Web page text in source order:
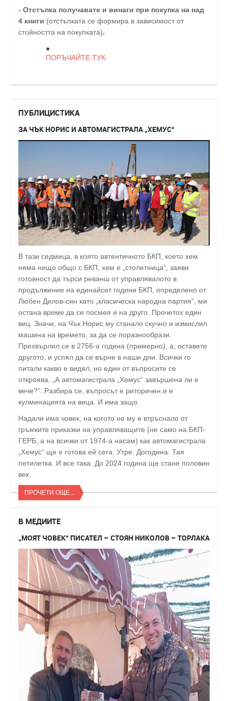
- Отстъпка получавате и винаги при покупка на над
4 книги (отстъпката се формира в зависимост от
стойността на покупката).
ПОРЪЧАЙТЕ ТУК
ПУБЛИЦИСТИКА
ЗА ЧЪК НОРИС И АВТОМАГИСТРАЛА „ХЕМУС“
В тази седмица, в която автентичното БКП, което хем
няма нищо общо с БКП, хем е „столетница“, заяви
готовност да търси реванш от управлявалото в
продължение на единайсет години БКП, определено от
Любен Дилов-син като „класическа народна партия“, ми
остана време да се посмея и на друго. Прочетох един
виц. Значи, на Чък Норис му станало скучно и измислил
машина на времето, за да се поразнообрази.
Прехвърлил се в 2756-а година (примерно), а, оставете
другото, и успял да се върне в наши дни. Всички го
питали какво е видял, но един от въпросите се
откроява. „А автомагистрала „Хемус“ завършена ли е
вече?“. Разбира се, въпросът е риторичен и е
кулминацията на вица. И има защо.
Надали има човек, на когото не му е втръснало от
гръмките приказки на управляващите (не само на БКП-
ГЕРБ, а на всички от 1974-а насам) как автомагистрала
„Хемус“ ще е готова ей сега. Утре. Догодина. Тая
петилетка. И все така. До 2024 година ще стане половин
век.
ПРОЧЕТИ ОЩЕ...
В МЕДИИТЕ
„МОЯТ ЧОВЕК“ ПИСАТЕЛ – СТОЯН НИКОЛОВ – ТОРЛАКА